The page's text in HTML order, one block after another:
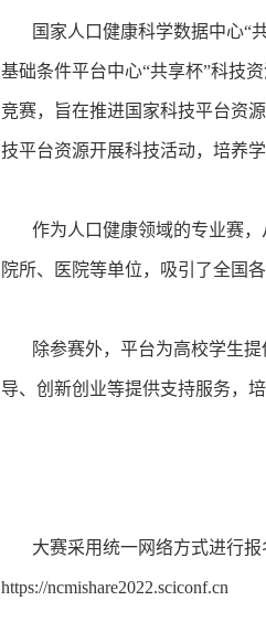
国家人口健康科学数据中心“共
基础条件平台中心“共享杯”科技
竞赛，旨在推进国家科技平台资
技平台资源开展科技活动，培养
作为人口健康领域的专业赛，
院所、医院等单位，吸引了全国
除参赛外，平台为高校学生提
导、创新创业等提供支持服务，
大赛采用统一网络方式进行报
https://ncmishare2022.sciconf.cn